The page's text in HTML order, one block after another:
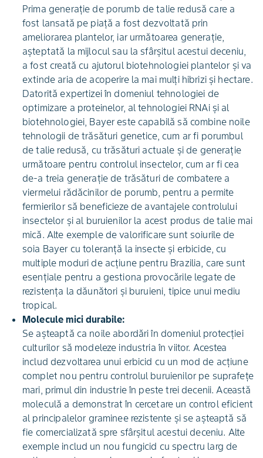
Prima generație de porumb de talie redusă care a
fost lansată pe piață a fost dezvoltată prin
ameliorarea plantelor, iar următoarea generație,
așteptată la mijlocul sau la sfârșitul acestui deceniu,
a fost creată cu ajutorul biotehnologiei plantelor și va
extinde aria de acoperire la mai mulți hibrizi și hectare.
Datorită expertizei în domeniul tehnologiei de
optimizare a proteinelor, al tehnologiei RNAi și al
biotehnologiei, Bayer este capabilă să combine noile
tehnologii de trăsături genetice, cum ar fi porumbul
de talie redusă, cu trăsături actuale și de generație
următoare pentru controlul insectelor, cum ar fi cea
de-a treia generație de trăsături de combatere a
viermelui rădăcinilor de porumb, pentru a permite
fermierilor să beneficieze de avantajele controlului
insectelor și al buruienilor la acest produs de talie mai
mică. Alte exemple de valorificare sunt soiurile de
soia Bayer cu toleranță la insecte și erbicide, cu
multiple moduri de acțiune pentru Brazilia, care sunt
esențiale pentru a gestiona provocările legate de
rezistența la dăunători și buruieni, tipice unui mediu
tropical.
Molecule mici durabile:
Se așteaptă ca noile abordări în domeniul protecției
culturilor să modeleze industria în viitor. Acestea
includ dezvoltarea unui erbicid cu un mod de acțiune
complet nou pentru controlul buruienilor pe suprafețe
mari, primul din industrie în peste trei decenii. Această
moleculă a demonstrat în cercetare un control eficient
al principalelor graminee rezistente și se așteaptă să
fie comercializată spre sfârșitul acestui deceniu. Alte
exemple includ un nou fungicid cu spectru larg de